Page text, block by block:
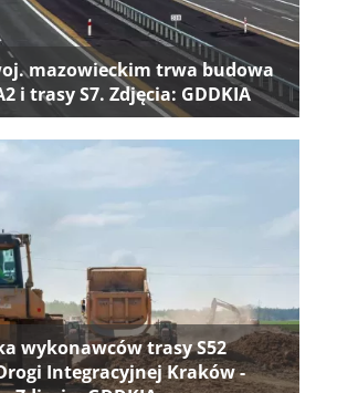
mazowieckim trwa budowa
i trasy S7. Zdjęcia: GDDKIA
wykonawców trasy S52
Integracyjnej Kraków -